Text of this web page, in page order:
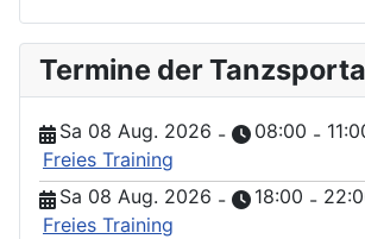
Termine der
Sa 08 Aug. 2026 - 08:00 -
Freies Training
Sa 08 Aug. 2026 - 18:00 -
Freies Training